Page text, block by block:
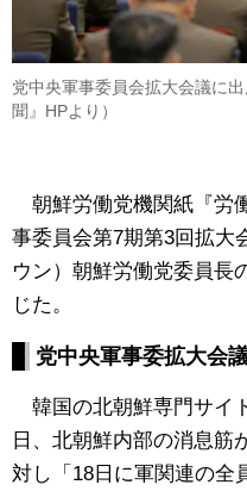
党中央軍事委員会拡大会議に
聞』HPより）
朝鮮労働党機関紙『労
事委員会第7期第3回拡大
ウン）朝鮮労働党委員長
じた。
党中央軍事委拡大会
韓国の北朝鮮専門サイ
日、北朝鮮内部の消息筋
対し「18日に軍関連の全